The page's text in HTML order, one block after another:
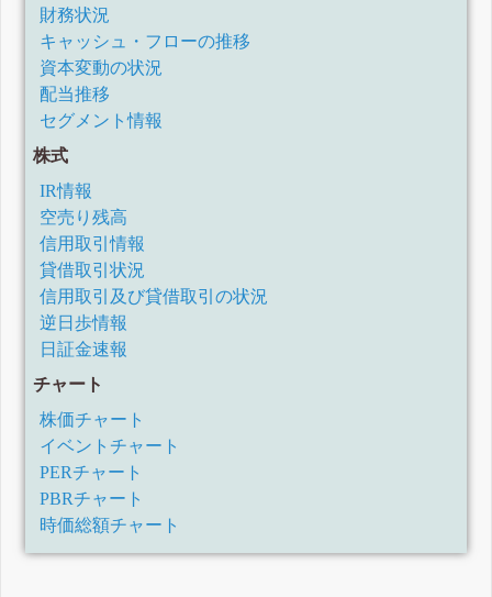
財務状況
キャッシュ・フローの推移
資本変動の状況
配当推移
セグメント情報
株式
IR情報
空売り残高
信用取引情報
貸借取引状況
信用取引及び貸借取引の状況
逆日歩情報
日証金速報
チャート
株価チャート
イベントチャート
PERチャート
PBRチャート
時価総額チャート